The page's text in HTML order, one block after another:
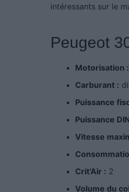
intéressants sur le
Peugeot
Motorisation :
Carburant :
Puissance
Puissance
Vitesse
Crit’Air : 2
Volume du